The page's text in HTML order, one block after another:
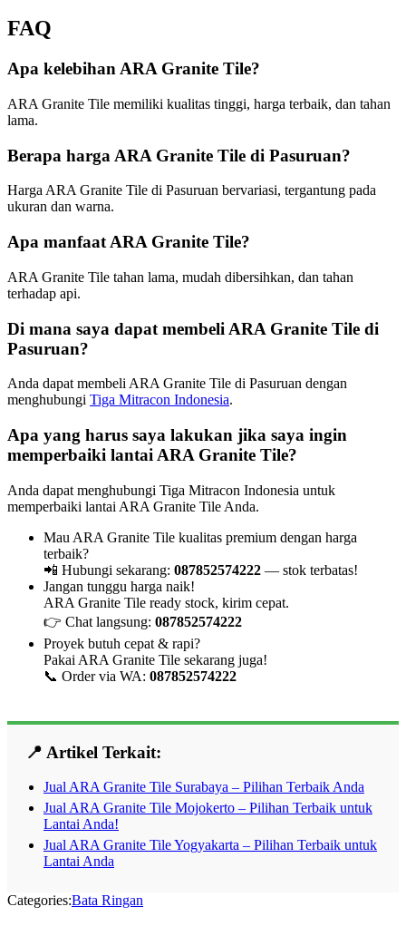
FAQ
Apa kelebihan ARA Granite Tile?
ARA Granite Tile memiliki kualitas tinggi, harga terbaik, dan tahan
lama.
Berapa harga ARA Granite Tile di Pasuruan?
Harga ARA Granite Tile di Pasuruan bervariasi, tergantung pada
ukuran dan warna.
Apa manfaat ARA Granite Tile?
ARA Granite Tile tahan lama, mudah dibersihkan, dan tahan
terhadap api.
Di mana saya dapat membeli ARA Granite Tile di
Pasuruan?
Anda dapat membeli ARA Granite Tile di Pasuruan dengan
menghubungi Tiga Mitracon Indonesia.
Apa yang harus saya lakukan jika saya ingin
memperbaiki lantai ARA Granite Tile?
Anda dapat menghubungi Tiga Mitracon Indonesia untuk
memperbaiki lantai ARA Granite Tile Anda.
Mau ARA Granite Tile kualitas premium dengan harga
terbaik?
📲 Hubungi sekarang: 087852574222 — stok terbatas!
Jangan tunggu harga naik!
ARA Granite Tile ready stock, kirim cepat.
👉 Chat langsung: 087852574222
Proyek butuh cepat & rapi?
Pakai ARA Granite Tile sekarang juga!
📞 Order via WA: 087852574222
📍 Artikel Terkait:
Jual ARA Granite Tile Surabaya – Pilihan Terbaik Anda
Jual ARA Granite Tile Mojokerto – Pilihan Terbaik untuk
Lantai Anda!
Jual ARA Granite Tile Yogyakarta – Pilihan Terbaik untuk
Lantai Anda
Categories:Bata Ringan